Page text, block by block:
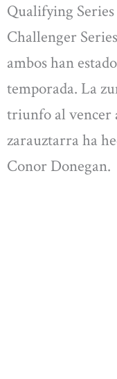
Qualifying Series
Challenger
ambos han
temporada. La
triunfo al vencer
zarauztarra ha
Conor Donegan.